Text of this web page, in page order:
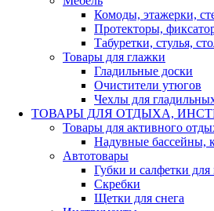
Комоды, этажерки,
Протекторы,
Табуретки, стулья,
Товары для глажки
Гладильные доски
Очистители утюгов
Чехлы для
ТОВАРЫ ДЛЯ ОТДЫХА,
Товары для активного
Надувные бассейны,
Автотовары
Губки и салфетки
Скребки
Щетки для снега